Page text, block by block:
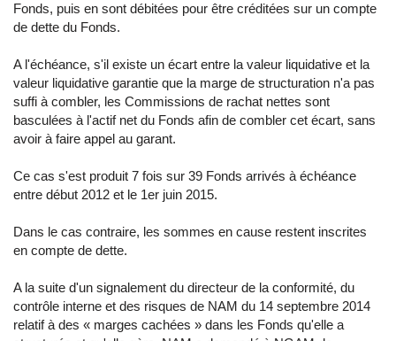
Fonds, puis en sont débitées pour être créditées sur un compte
de dette du Fonds.
A l'échéance, s'il existe un écart entre la valeur liquidative et la
valeur liquidative garantie que la marge de structuration n'a pas
suffi à combler, les Commissions de rachat nettes sont
basculées à l'actif net du Fonds afin de combler cet écart, sans
avoir à faire appel au garant.
Ce cas s'est produit 7 fois sur 39 Fonds arrivés à échéance
entre début 2012 et le 1er juin 2015.
Dans le cas contraire, les sommes en cause restent inscrites
en compte de dette.
A la suite d'un signalement du directeur de la conformité, du
contrôle interne et des risques de NAM du 14 septembre 2014
relatif à des « marges cachées » dans les Fonds qu'elle a